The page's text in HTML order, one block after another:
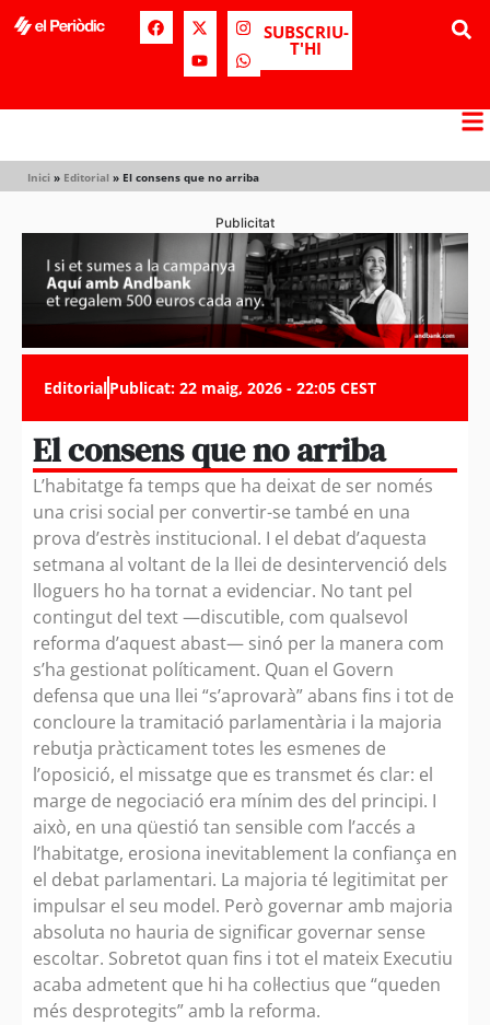
SUBSCRIU-
T'HI
Inici » Editorial » El consens que no arriba
Publicitat
EditorialPublicat: 22 maig, 2026 - 22:05 CEST
El consens que no arriba
L’habitatge fa temps que ha deixat de ser només
una crisi social per convertir-se també en una
prova d’estrès institucional. I el debat d’aquesta
setmana al voltant de la llei de desintervenció dels
lloguers ho ha tornat a evidenciar. No tant pel
contingut del text —discutible, com qualsevol
reforma d’aquest abast— sinó per la manera com
s’ha gestionat políticament. Quan el Govern
defensa que una llei “s’aprovarà” abans fins i tot de
concloure la tramitació parlamentària i la majoria
rebutja pràcticament totes les esmenes de
l’oposició, el missatge que es transmet és clar: el
marge de negociació era mínim des del principi. I
això, en una qüestió tan sensible com l’accés a
l’habitatge, erosiona inevitablement la confiança en
el debat parlamentari. La majoria té legitimitat per
impulsar el seu model. Però governar amb majoria
absoluta no hauria de significar governar sense
escoltar. Sobretot quan fins i tot el mateix Executiu
acaba admetent que hi ha col·lectius que “queden
més desprotegits” amb la reforma.